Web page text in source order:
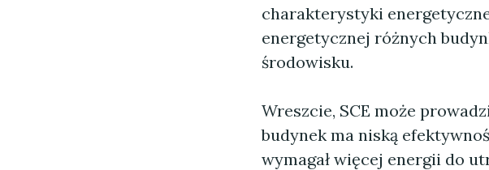
charakterystyki
energetycznej różnych
środowisku.
Wreszcie, SCE może
budynek ma niską
wymagał więcej energii do